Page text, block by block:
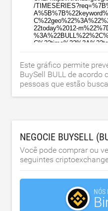
Este gráfico permite
BuySell BULL de acordo
pessoas que estão
NEGOCIE BUYSELL
Você pode comprar ou
seguintes
NÓS